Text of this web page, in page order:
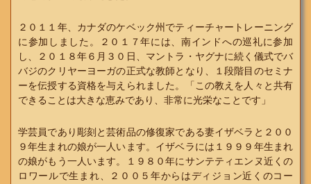
２０１１年、カナダのケベック州でティーチャートレーニング
に参加しました。２０１７年には、南インドへの巡礼に参加
し、２０１８年６月３０日、マントラ・ヤグナに続く儀式でバ
バジのクリヤーヨーガの正式な教師となり、１段階目のセミナ
ーを伝授する資格を与えられました。「この教えを人々と共有
できることは大きな恵みであり、非常に光栄なことです」
学芸員であり彫刻と芸術品の修復家である妻イザベラと２００
９年生まれの娘が一人います。イザベラには１９９９年生まれ
の娘がもう一人います。１９８０年にサンテティエンヌ近くの
ロワールで生まれ、２００５年からはディジョン近くのコー